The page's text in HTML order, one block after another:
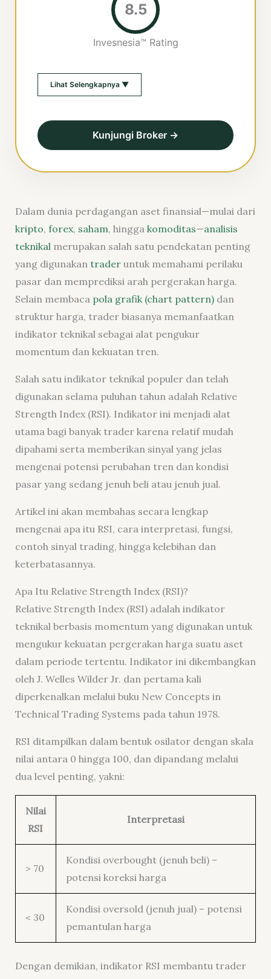
8.5
Invesnesia™ Rating
Lihat Selengkapnya ▼
Kunjungi Broker →
Dalam dunia perdagangan aset finansial—mulai dari
kripto, forex, saham, hingga komoditas—analisis
teknikalmerupakan salah satu pendekatan penting
yang digunakan traderuntuk memahami perilaku
pasar dan memprediksi arah pergerakan harga.
Selain membaca pola grafik (chart pattern)dan
struktur harga, trader biasanya memanfaatkan
indikator teknikal sebagai alat pengukur
momentum dan kekuatan tren.
Salah satu indikator teknikal populer dan telah
digunakan selama puluhan tahun adalah Relative
Strength Index (RSI). Indikator ini menjadi alat
utama bagi banyak trader karena relatif mudah
dipahami serta memberikan sinyal yang jelas
mengenai potensi perubahan tren dan kondisi
pasar yang sedang jenuh beli atau jenuh jual.
Artikel ini akan membahas secara lengkap
mengenai apa itu RSI, cara interpretasi, fungsi,
contoh sinyal trading, hingga kelebihan dan
keterbatasannya.
Apa Itu Relative Strength Index (RSI)?
Relative Strength Index (RSI) adalah indikator
teknikal berbasis momentum yang digunakan untuk
mengukur kekuatan pergerakan harga suatu aset
dalam periode tertentu. Indikator ini dikembangkan
oleh J. Welles Wilder Jr. dan pertama kali
diperkenalkan melalui buku New Concepts in
Technical Trading Systems pada tahun 1978.
RSI ditampilkan dalam bentuk osilator dengan skala
nilai antara 0 hingga 100, dan dipandang melalui
dua level penting, yakni:
Nilai
RSI
Interpretasi
> 70
Kondisi overbought (jenuh beli) –
potensi koreksi harga
< 30
Kondisi oversold (jenuh jual) – potensi
pemantulan harga
Dengan demikian, indikator RSI membantu trader